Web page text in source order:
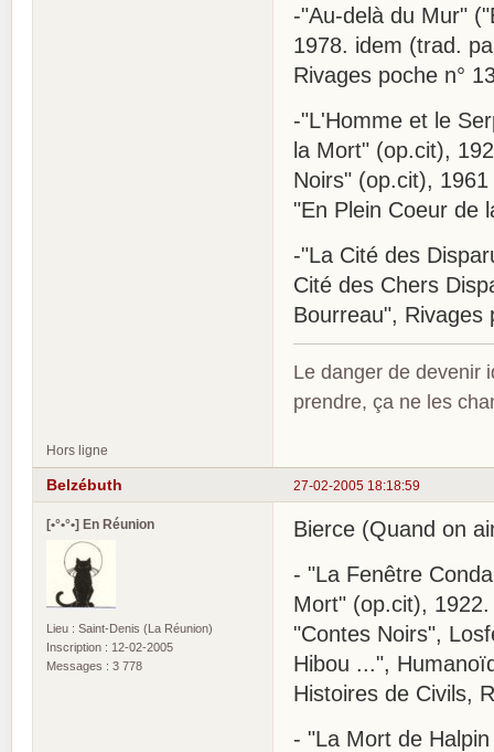
-"Au-delà du Mur"
1978. idem (trad.
Rivages poche n°
-"L'Homme et le
la Mort" (op.cit),
Noirs" (op.cit),
"En Plein Coeur de
-"La Cité des
Cité des Chers
Bourreau", Rivages
Le danger de devenir
prendre, ça ne les
Hors ligne
27-02-2005 18:18:59
Belzébuth
[•°•°•] En Réunion
Lieu : Saint-Denis (La Réunion)
Inscription : 12-02-2005
Messages : 3 778
Bierce (Quand on
- "La Fenêtre
Mort" (op.cit),
"Contes Noirs",
Hibou ...",
Histoires de Civils,
- "La Mort de